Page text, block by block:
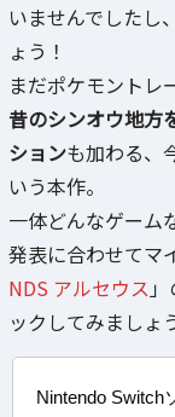
いませんでしたし
ょう！
まだポケモントレ
昔のシンオウ地方
ションも加わる、
いう本作。
一体どんなゲーム
発表に合わせてマ
NDS アルセウス
ックしてみましょ
Nintendo Switch